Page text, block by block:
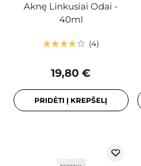
Aknę Linkusiai Odai -
40ml
4
19,80 €
PRIDĖTI Į KREPŠELĮ